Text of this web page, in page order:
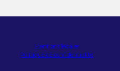
Mentions légales
Politique de confidentialité